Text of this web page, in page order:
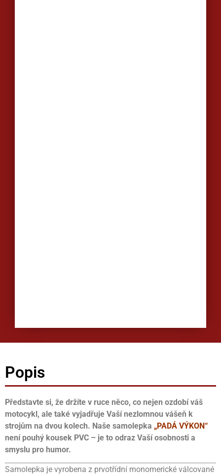
Popis
Představte si, že držíte v ruce něco, co nejen ozdobí váš
motocykl, ale také vyjadřuje Vaší nezlomnou vášeň k
strojům na dvou kolech. Naše samolepka „PADÁ VÝKON“
není pouhý kousek PVC – je to odraz Vaší osobnosti a
smyslu pro humor.
Samolepka je vyrobena z prvotřídní monomerické válcované